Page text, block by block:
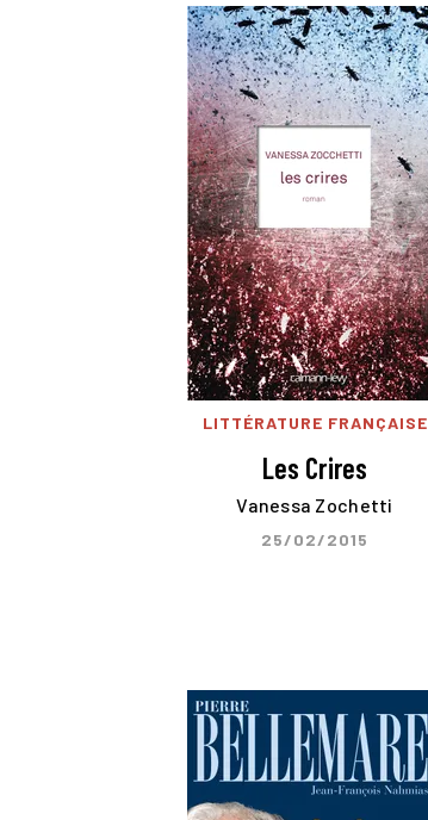
LITTÉRATURE FRANÇAISE
Les Crires
Vanessa Zochetti
25/02/2015